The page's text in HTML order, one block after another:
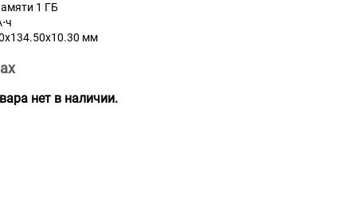
1 ГБ
мм
нет в наличии.